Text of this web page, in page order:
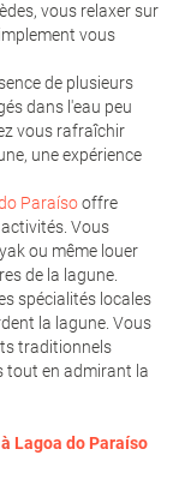
vous relaxer sur
vous
de plusieurs
dans l'eau peu
vous rafraîchir
une expérience
Paraísooffre
Vous
ou même louer
de la lagune.
spécialités locales
la lagune. Vous
traditionnels
tout en admirant la
Lagoa do Paraíso